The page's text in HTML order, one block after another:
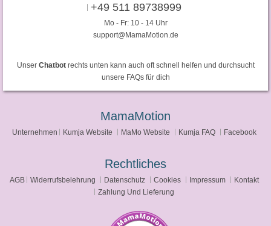
+49 511 89738999
Mo - Fr: 10 - 14 Uhr
support@MamaMotion.de
Unser Chatbotrechts unten kann auch oft schnell helfen und durchsucht
unsere FAQs für dich
MamaMotion
Unternehmen Kumja Website MaMo Website Kumja FAQ Facebook
Rechtliches
AGB Widerrufsbelehrung Datenschutz Cookies Impressum
Kontakt
Zahlung Und Lieferung